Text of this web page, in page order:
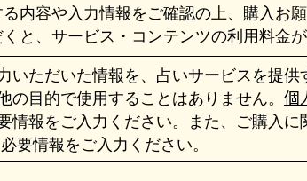
内容や入力情報をご確認の上、購入お願
と、サービス・コンテンツの利用料金が
いただいた情報を、占いサービスを提供
目的で使用することはありません。 個
情報をご入力ください。また、ご購入
要情報をご入力ください。